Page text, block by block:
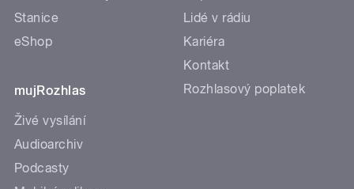
Stanice
eShop
mujRozhlas
Živé vysílání
Audioarchiv
Podcasty
Lidé v rádiu
Kariéra
Kontakt
Rozhlasový poplatek